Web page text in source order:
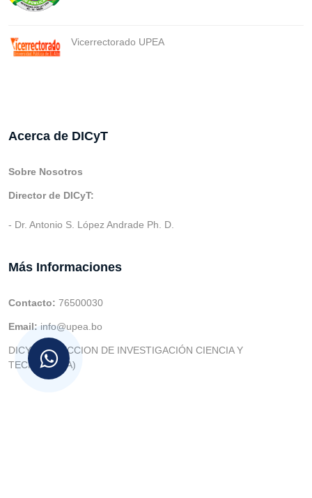
Vicerrectorado UPEA
Acerca de DICyT
Sobre Nosotros
Director de DICyT:
- Dr. Antonio S. López Andrade Ph. D.
Más Informaciones
Contacto: 76500030
Email: info@upea.bo
DICYT (DIRECCION DE INVESTIGACIÓN CIENCIA Y
TECNOLOGIA)